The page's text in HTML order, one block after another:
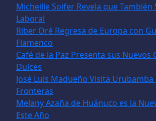
Micheille Soifer Revela que También
Laboral
Riber Oré Regresa de Europa con
Flamenco
Café de la Paz Presenta sus Nuevos
Dulces
José Luis Madueño Visita
Fronteras
Melany Azaña de Huánuco es la
Este Año